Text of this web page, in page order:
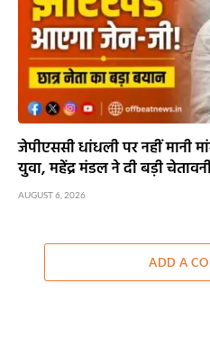
जेपीएससी धांधली पर नहीं मानी
युवा, महेंद्र मंडल ने दी बड़ी
AUGUST 6, 2026
ADD A